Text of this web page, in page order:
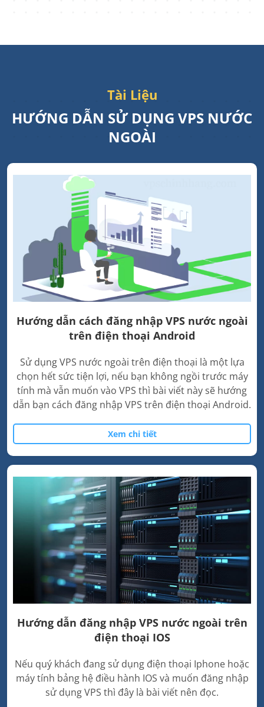
Tài Liệu
HƯỚNG DẪN SỬ DỤNG VPS NƯỚC
NGOÀI
Hướng dẫn cách đăng nhập VPS nước ngoài
trên điện thoại Android
Sử dụng VPS nước ngoài trên điện thoại là một lựa
chọn hết sức tiện lợi, nếu bạn không ngồi trước máy
tính mà vẫn muốn vào VPS thì bài viết này sẽ hướng
dẫn bạn cách đăng nhập VPS trên điện thoại Android.
Xem chi tiết
Hướng dẫn đăng nhập VPS nước ngoài trên
điện thoại IOS
Nếu quý khách đang sử dụng điện thoại Iphone hoặc
máy tính bảng hệ điều hành IOS và muốn đăng nhập
sử dụng VPS thì đây là bài viết nên đọc.